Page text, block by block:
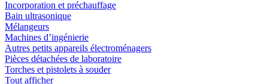
Incorporation et préchauffage
Bain ultrasonique
Mélangeurs
Machines d’ingénierie
Autres petits appareils électroménagers
Pièces détachées de laboratoire
Torches et pistolets à souder
Tout afficher